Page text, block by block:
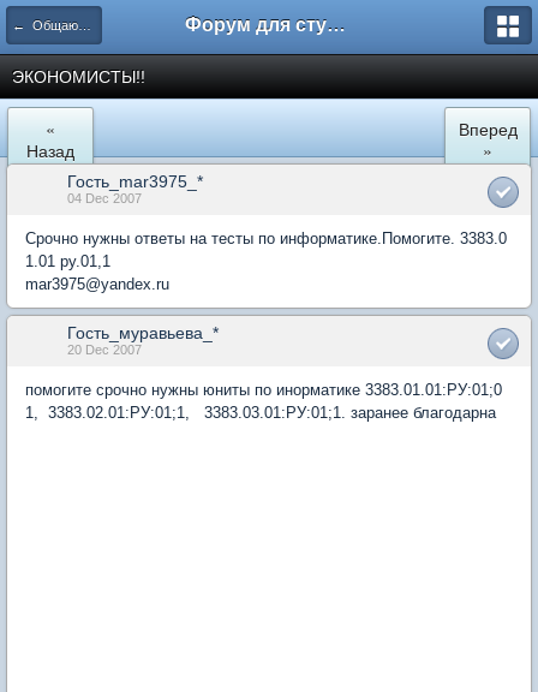
← Общаются экономисты Форум для студента СГА
ЭКОНОМИСТЫ!!
«
Назад
Вперед
»
Гость_mar3975_*
04 Dec 2007
Срочно нужны ответы на тесты по информатике.Помогите. 3383.0
1.01 ру.01,1
mar3975@yandex.ru
Гость_муравьева_*
20 Dec 2007
помогите срочно нужны юниты по инорматике 3383.01.01:РУ:01;0
1, 3383.02.01:РУ:01;1, 3383.03.01:РУ:01;1. заранее благодарна